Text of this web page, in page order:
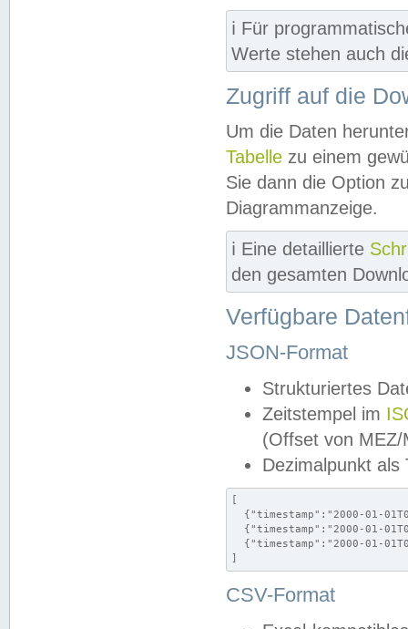
ℹ️ Für
Werte stehen auch
Zugriff auf die
Um die Daten
Tabelle zu einem
Sie dann die Option
Diagrammanzeige.
ℹ️ Eine detaillierte
den gesamten
Verfügbare
JSON-Format
Strukturiertes
Zeitstempel im
(Offset von MEZ/
Dezimalpunkt als
[
{"timestamp":"2000-01-
{"timestamp":"2000-01-
{"timestamp":"2000-01-
]
CSV-Format